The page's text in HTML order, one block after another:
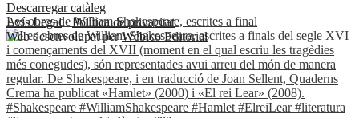
Les obres de William Shakespeare, escrites a final
Descarregar catàleg
Avís Legal·Política de privacitat
Web desenvolupat perWébico Editorial